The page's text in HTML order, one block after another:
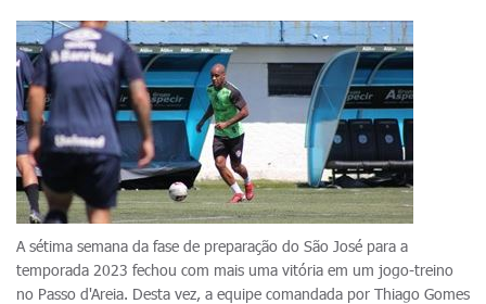
A sétima semana da fase de preparação do São José para a
temporada 2023 fechou com mais uma vitória em um jogo-treino
no Passo d'Areia. Desta vez, a equipe comandada por Thiago Gomes